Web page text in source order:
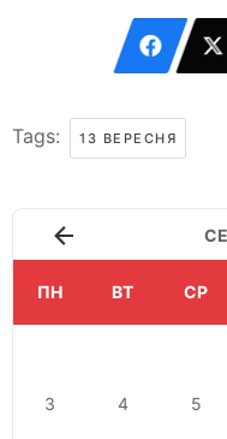
Tags: 13 ВЕРЕСНЯ
ПН ВТ СР
3 4 5